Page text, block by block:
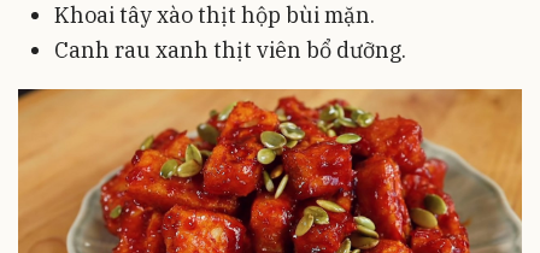
Khoai tây xào thịt hộp bùi mặn.
Canh rau xanh thịt viên bổ dưỡng.